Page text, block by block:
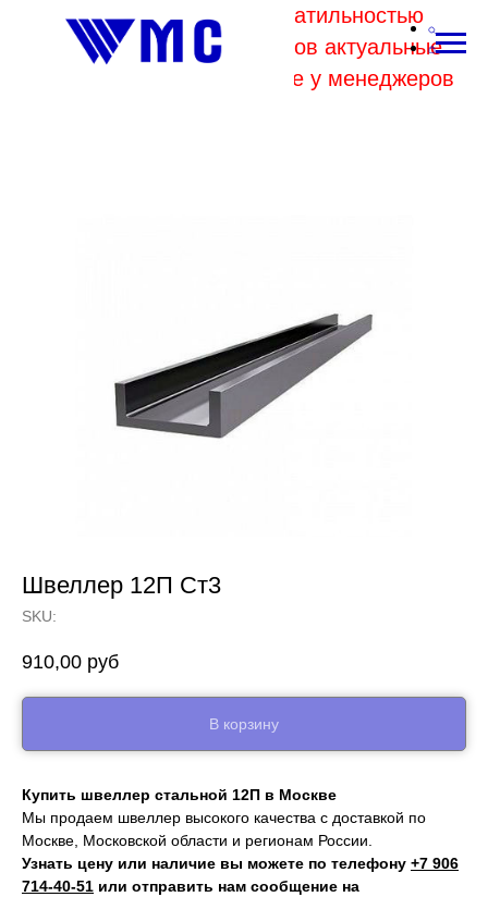
В связи с высокой волатильностью
отпускных цен комбинатов актуальные
цены на металл уточняйте у менеджеров
Швеллер 12П Ст3
SKU:
910,00 руб
В корзину
Купить швеллер стальной 12П в Москве
Мы продаем швеллер высокого качества с доставкой по
Москве, Московской области и регионам России.
Узнать цену или наличие вы можете по телефону +7 906
714‑40-51 или отправить нам сообщение на